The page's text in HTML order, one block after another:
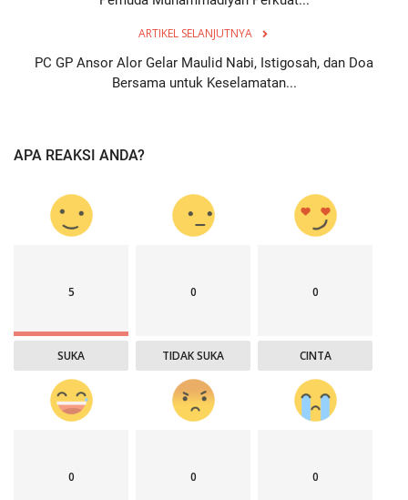
ARTIKEL SELANJUTNYA
PC GP Ansor Alor Gelar Maulid Nabi, Istigosah, dan Doa
Bersama untuk Keselamatan...
APA REAKSI ANDA?
5
SUKA
0
TIDAK SUKA
0
CINTA
0 0 0